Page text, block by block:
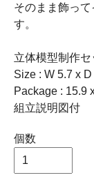
そのまま飾っ
す。
立体模型制作セ
Size : W 5.7 x
Package : 15.9
組立説明図付
個数